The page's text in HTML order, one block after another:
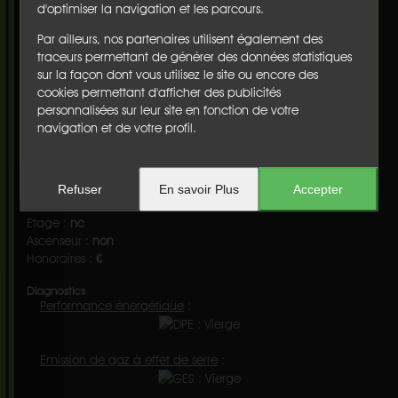
d'optimiser la navigation et les parcours.
Par ailleurs, nos partenaires utilisent également des
traceurs permettant de générer des données statistiques
sur la façon dont vous utilisez le site ou encore des
cookies permettant d'afficher des publicités
personnalisées sur leur site en fonction de votre
navigation et de votre profil.
Refuser En savoir Plus Accepter
la charge de l'acquéreur.)
Nbre de pièce(s) :4
Nbre de chambre(s) : 3
Surface habitable :91 m²
Surface du terrain : 426 m²
Terrasse : oui
Balcon(s) :non
Parking :non
Etage : nc
Ascenseur : non
Honoraires : €
Diagnostics
Performance énergétique
Emission de gaz à effet de serre